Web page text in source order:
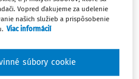
v Nitre – 1 miesto
v Krásne nad Kysucou – 1
Vopred ďakujeme za udelenie
našich služieb a prispôsobenie
Viac informácií
súbory cookie